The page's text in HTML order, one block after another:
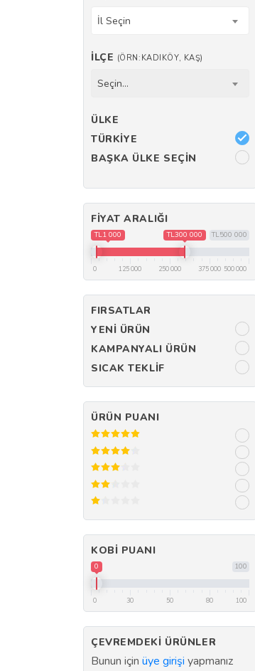
İl Seçin
İLÇE (ÖRN:KADIKÖY, KAŞ)
Seçin...
ÜLKE
TÜRKIYE
BAŞKA ÜLKE SEÇIN
FIYAT ARALIĞI
TL500 000
TL1 000 TL300 000
0 125 000 250 000 375 000 500 000
FIRSATLAR
YENI ÜRÜN
KAMPANYALI ÜRÜN
SICAK TEKLIF
ÜRÜN PUANI
KOBI PUANI
100
0
0 30 50 80 100
ÇEVREMDEKI ÜRÜNLER
Bunun için üye girişi yapmanız